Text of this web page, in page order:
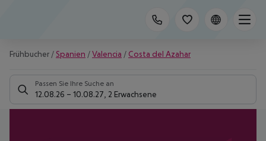
Frühbucher / Spanien /Valencia / Costa del Azahar
Passen Sie Ihre Suche an
12.08.26 – 10.08.27 2 Erwachsene